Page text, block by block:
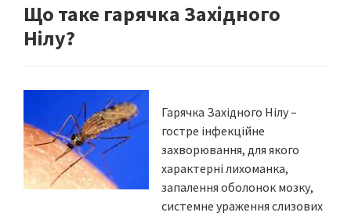
Що таке гарячка Західного
Нілу?
Гарячка Західного Нілу –
гостре інфекційне
захворювання, для якого
характерні лихоманка,
запалення оболонок мозку,
системне ураження слизових